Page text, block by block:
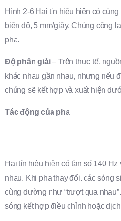
Hình 2-6 Hai tín hiệu hiện có
biên độ, 5 mm/giây. Chúng cộng
pha.
Độ phân giải– Trên thực tế,
khác nhau gần nhau, nhưng nếu
chúng sẽ kết hợp và xuất hiện
Tác động của pha
Hai tín hiệu hiện có tần số 140
nhau. Khi pha thay đổi, các sóng
cùng dường như “trượt qua
sóng kết hợp điều chỉnh hoặc